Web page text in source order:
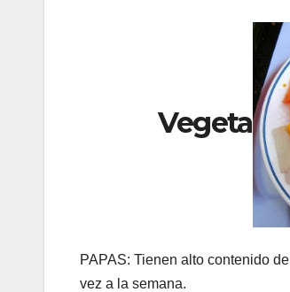
Vegeta
PAPAS: Tienen alto contenido
vez a la semana.